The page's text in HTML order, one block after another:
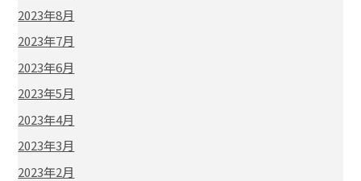
2023年8月
2023年7月
2023年6月
2023年5月
2023年4月
2023年3月
2023年2月